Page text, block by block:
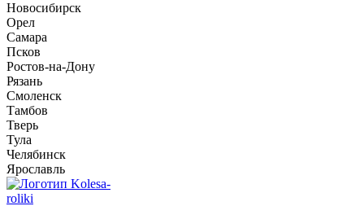
Новосибирск
Орел
Самара
Псков
Ростов-на-Дону
Рязань
Смоленск
Тамбов
Тверь
Тула
Челябинск
Ярославль
Kolesa-
roliki